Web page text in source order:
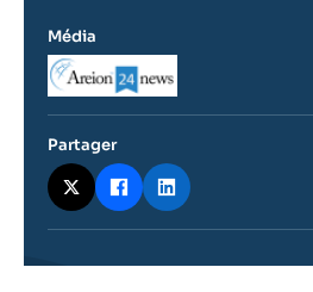
Média
Logo
Partager